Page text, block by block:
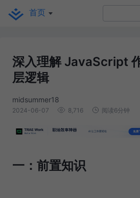
首页
深入理解 JavaScript
层逻辑
midsummer18
2024-06-07 8,716 阅读6分钟
一：前置知识